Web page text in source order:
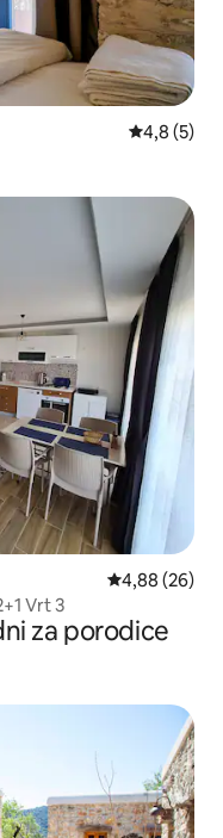
Prosječna
4,8 (5)
Prosječna
4,88 (26)
Vrt 3
za porodice